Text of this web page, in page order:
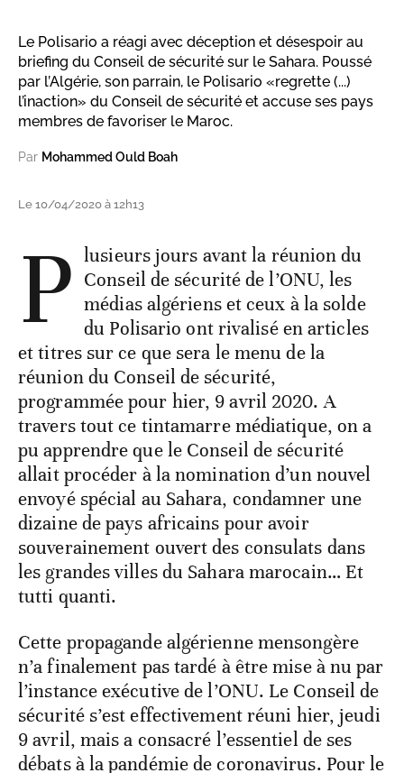
Le Polisario a réagi avec déception et désespoir au
briefing du Conseil de sécurité sur le Sahara. Poussé
par l’Algérie, son parrain, le Polisario «regrette (...)
l’inaction» du Conseil de sécurité et accuse ses pays
membres de favoriser le Maroc.
Par Mohammed Ould Boah
Le 10/04/2020 à 12h13
P lusieurs jours avant la réunion du
Conseil de sécurité de l’ONU, les
médias algériens et ceux à la solde
du Polisario ont rivalisé en articles
et titres sur ce que sera le menu de la
réunion du Conseil de sécurité,
programmée pour hier, 9 avril 2020. A
travers tout ce tintamarre médiatique, on a
pu apprendre que le Conseil de sécurité
allait procéder à la nomination d’un nouvel
envoyé spécial au Sahara, condamner une
dizaine de pays africains pour avoir
souverainement ouvert des consulats dans
les grandes villes du Sahara marocain… Et
tutti quanti.
Cette propagande algérienne mensongère
n’a finalement pas tardé à être mise à nu par
l’instance exécutive de l’ONU. Le Conseil de
sécurité s’est effectivement réuni hier, jeudi
9 avril, mais a consacré l’essentiel de ses
débats à la pandémie de coronavirus. Pour le